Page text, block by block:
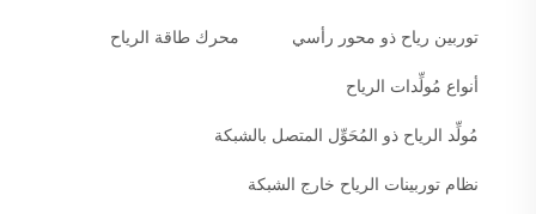
توربين رياح ذو محور رأسي محرك طاقة الرياح
أنواع مُولِّدات الرياح
مُولِّد الرياح ذو المُحَوِّل المتصل بالشبكة
نظام توربينات الرياح خارج الشبكة